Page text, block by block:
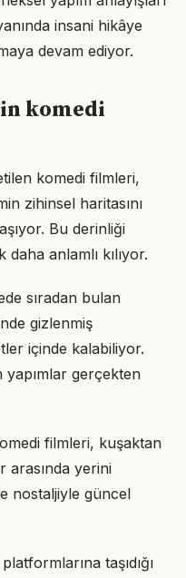
insani hikâye
devam ediyor.
komedi
komedi filmleri,
zihinsel haritasını
Bu derinliği
anlamlı kılıyor.
sıradan bulan
gizlenmiş
içinde kalabiliyor.
yapımlar gerçekten
filmleri, kuşaktan
arasında yerini
nostaljiyle güncel
taşıdığı